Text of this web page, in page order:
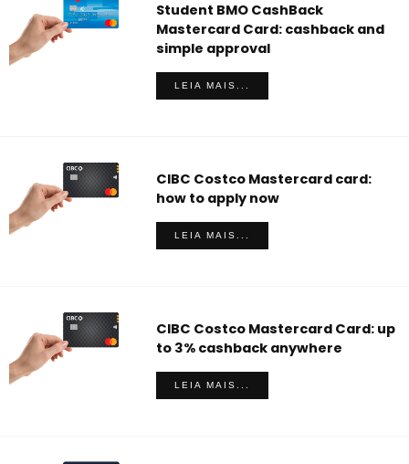
Student BMO CashBack
Mastercard Card: cashback and
simple approval
LEIA MAIS...
CIBC Costco Mastercard card:
how to apply now
LEIA MAIS...
CIBC Costco Mastercard Card: up
to 3% cashback anywhere
LEIA MAIS...